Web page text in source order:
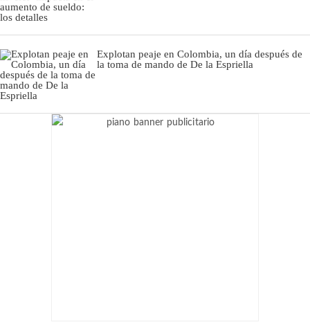
Explotan peaje en Colombia, un día después de
la toma de mando de De la Espriella